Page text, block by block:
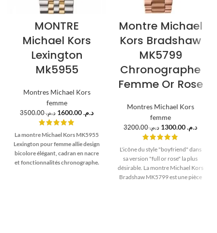
MONTRE
Michael Kors
Lexington
Mk5955
Montres Michael Kors
femme
د.م.3500.00 د.م.
La montre Michael Kors MK5955
Lexington pour femme allie design
bicolore élégant, cadran en nacre
et fonctionnalités chronographe.
Montre Michael
Kors Bradshaw
MK5799
Chronographe
Femme Or Rose
Montres Michael Kors
femme
د.م.3200.00 د.م.
L'icône du style "boyfriend" dans
sa version "full or rose" la plus
désirable. La montre Michael Kors
Bradshaw MK5799 est une pièce